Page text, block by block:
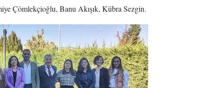
Çömlekçioğlu, Banu Akışık, Kübra Sezgin.